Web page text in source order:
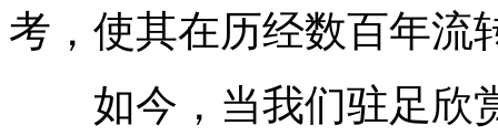
考，使其在历经数百年流
如今，当我们驻足欣